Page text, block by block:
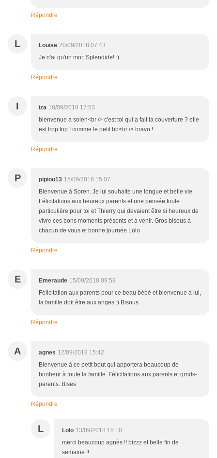
Répondre
L Louise 20/09/2018 07:43
Je n'ai qu'un mot: Splendide! :).
Répondre
I iza 18/09/2018 17:53
bienvenue a solen<br /> c'est toi qui a fait la couverture ? elle
est trop top ! comme le petit bb<br /> bravo !
Répondre
P pipiou13 15/09/2018 15:07
Bienvenue à Soren. Je lui souhaite une longue et belle vie.
Félicitations aux heureux parents et une pensée toute
particulière pour toi et Thierry qui devaient être si heureux de
vivre ces bons moments présents et à venir. Gros bisous à
chacun de vous et bonne journée Lolo
Répondre
E Emeraude 15/09/2018 09:58
Félicitation aux parents pour ce beau bébé et bienvenue à lui,
la famille doit être aux anges :) Bisous
Répondre
A agnes 12/09/2018 15:42
Bienvenue à ce petit bout qui apportera beaucoup de
bonheur à toute la famille. Félicitations aux parents et grnds-
parents. Bises
Répondre
L Lolo 13/09/2018 18:10
merci beaucoup agnès !! bizzz et belle fin de
semaine !!